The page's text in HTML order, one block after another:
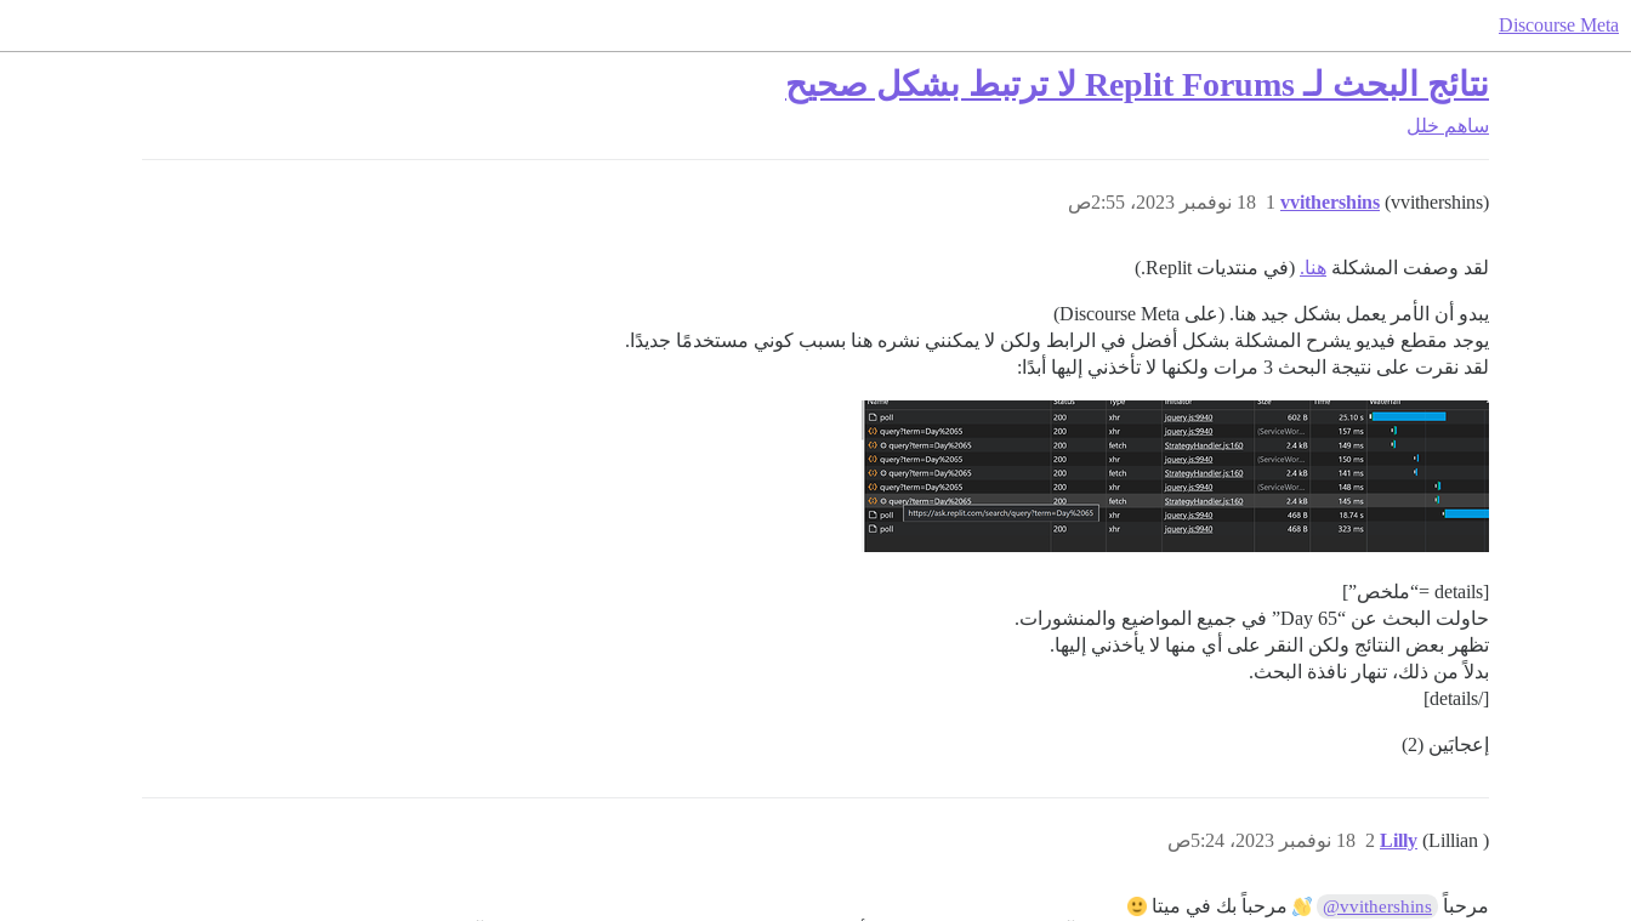
Discourse Meta
نتائج البحث لـ Replit Forums لا ترتبط بشكل صحيح
ساهم خلل
vvithershins (vvithershins) 18 نوفمبر 2023، 2:55ص 1
لقد وصفت المشكلة هنا. (في منتديات Replit.)
يبدو أن الأمر يعمل بشكل جيد هنا. (على Discourse Meta)
يوجد مقطع فيديو يشرح المشكلة بشكل أفضل في الرابط ولكن لا يمكنني نشره هنا بسبب كوني مستخدمًا جديدًا.
لقد نقرت على نتيجة البحث 3 مرات ولكنها لا تأخذني إليها أبدًا:
[details =“ملخص”]
حاولت البحث عن “Day 65” في جميع المواضيع والمنشورات.
تظهر بعض النتائج ولكن النقر على أي منها لا يأخذني إليها.
بدلاً من ذلك، تنهار نافذة البحث.
[/details]
إعجابَين (2)
Lilly (Lillian ) 18 نوفمبر 2023، 5:24ص 2
مرحباً @vvithershins
مرحباً بك في ميتا